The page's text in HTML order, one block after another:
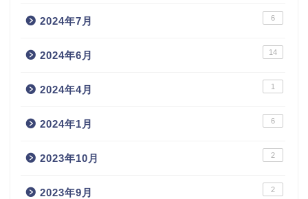
2024年7月 6
2024年6月 14
2024年4月 1
2024年1月 6
2023年10月 2
2023年9月 2